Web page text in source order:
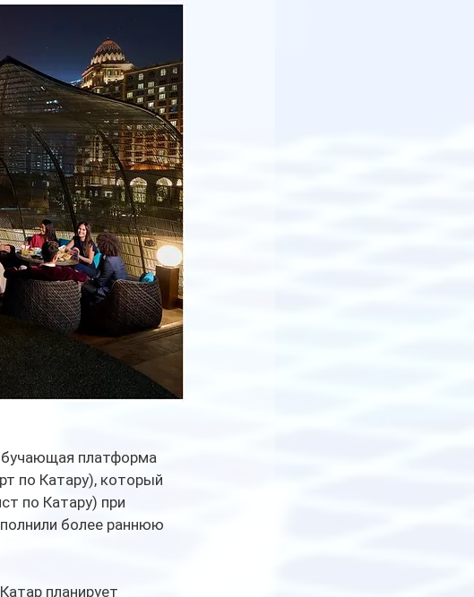
платформа
по Катару), который
по Катару) при
более раннюю
планирует